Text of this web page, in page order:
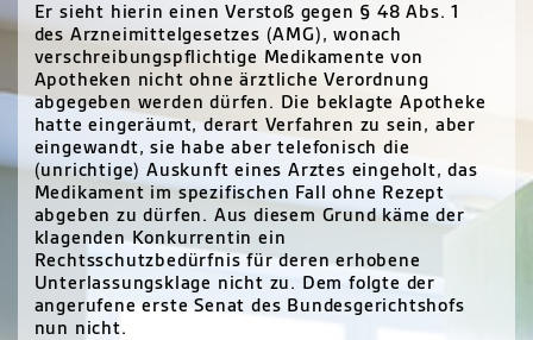
Er sieht hierin einen Verstoß gegen § 48 Abs. 1
des Arzneimittelgesetzes (AMG), wonach
verschreibungspflichtige Medikamente von
Apotheken nicht ohne ärztliche Verordnung
abgegeben werden dürfen. Die beklagte Apotheke
hatte eingeräumt, derart Verfahren zu sein, aber
eingewandt, sie habe aber telefonisch die
(unrichtige) Auskunft eines Arztes eingeholt, das
Medikament im spezifischen Fall ohne Rezept
abgeben zu dürfen. Aus diesem Grund käme der
klagenden Konkurrentin ein
Rechtsschutzbedürfnis für deren erhobene
Unterlassungsklage nicht zu. Dem folgte der
angerufene erste Senat des Bundesgerichtshofs
nun nicht.